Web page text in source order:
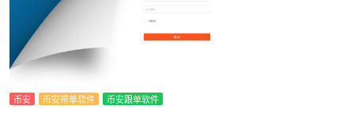
币安 币安带单软件 币安跟单软件